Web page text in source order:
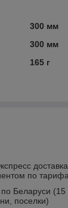
300 мм
300 мм
165 г
по
Беларуси
поселки)